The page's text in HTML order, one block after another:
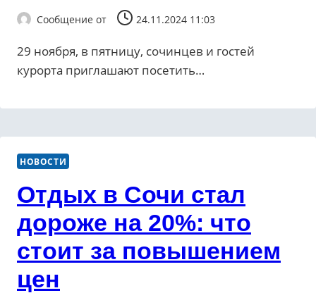
Сообщение от 24.11.2024 11:03
29 ноября, в пятницу, сочинцев и гостей
курорта приглашают посетить…
НОВОСТИ
Отдых в Сочи стал
дороже на 20%: что
стоит за повышением
цен